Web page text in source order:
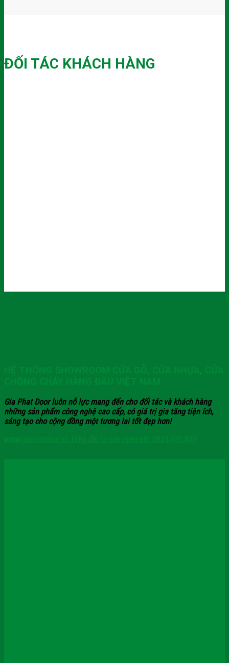
ĐỐI TÁC KHÁCH HÀNG
Gia Phat Door luôn nỗ lực mang đến cho đối tác và khách hàng
những sản phẩm công nghệ cao cấp, có giá trị gia tăng tiện ích,
sáng tạo cho cộng đồng một tương lai tốt đẹp hơn!